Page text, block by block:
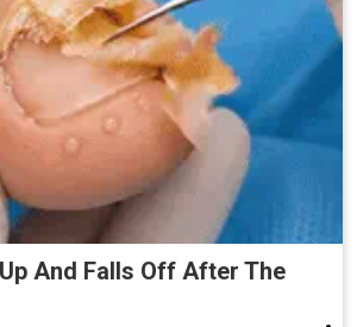
And Falls Off After The